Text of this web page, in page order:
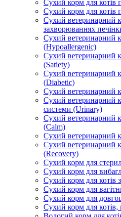
Сухий корм для
Сухий корм для котів
Сухий ветеринарний
захворюваннях
Сухий ветеринарний
(Hypoallergenic)
Сухий ветеринарний
(Satiety)
Сухий ветеринарний
(Diabetic)
Сухий ветеринарний
Сухий ветеринарний
системи (Urinary)
Сухий ветеринарний
(Calm)
Сухий ветеринарний
Сухий ветеринарний
(Recovery)
Сухий корм для
Сухий корм для
Сухий корм для котів
Сухий корм для
Сухий корм для
Сухий корм для